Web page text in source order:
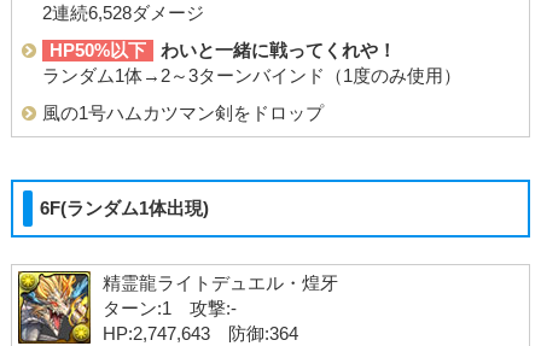
2連続6,528ダメージ
HP50%以下
わいと一緒に戦ってくれや！
ランダム1体→2～3ターンバインド（1度のみ使用）
風の1号ハムカツマン剣をドロップ
6F(ランダム1体出現)
精霊龍ライトデュエル・煌牙
ターン:1 攻撃:-
HP:2,747,643 防御:364